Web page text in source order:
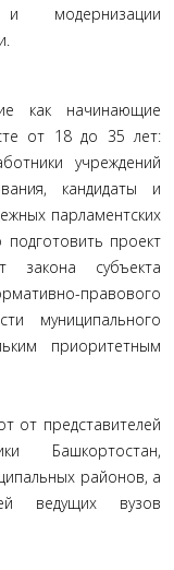
и модернизации
начинающие
от 18 до 35 лет:
учреждений
кандидаты и
парламентских
подготовить проект
закона субъекта
правового
муниципального
приоритетным
от представителей
Башкортостан,
районов, а
ведущих вузов